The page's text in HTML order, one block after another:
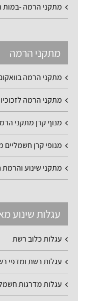
מתקני הרמה -
מתקני הרמה
מתקני הרמה
מתקני הרמה
מנוף קרן מתקני
מנופי קרן חשמליים
מתקני שינוע והרמת
עגלות שינוע
עגלות כלוב רשת
עגלות רשת ומדפי
עגלות מדרגות